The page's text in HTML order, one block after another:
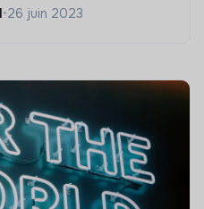
•26 juin 2023